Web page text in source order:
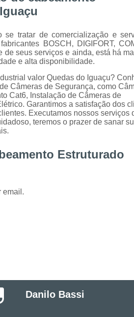
Instalação de Alarme
Instalação e Manutenção Cerca
Manutenção de Segurança
Câmera para
Instalação de Câmera de
Instalação de
Desenvolvimento de Projetos em
tratar de comercialização e
BOSCH, DIGIFORT,
seus serviços e ainda, está há
e alta disponibilidade.
valor Quedas do Iguaçu?
Câmeras de Segurança, como
Cat6, Instalação de Câmeras de
Garantimos a satisfação dos
Executamos nossos serviços
teremos o prazer de sanar
Estruturado
email.
Luciano Rueda
Oliveira